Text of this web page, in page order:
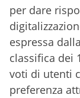
per dare
espressa
classifica dei
voti di utenti
preferenza